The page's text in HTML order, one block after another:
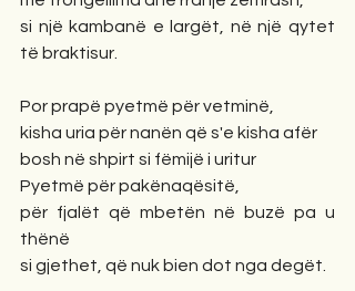
si një kambanë e largët, në një qytet
të braktisur.
Por prapë pyetmë për vetminë,
kisha uria për nanën që s'e kisha afër
bosh në shpirt si fëmijë i uritur
Pyetmë për pakënaqësitë,
për fjalët që mbetën në buzë pa u
thënë
si gjethet, që nuk bien dot nga degët.